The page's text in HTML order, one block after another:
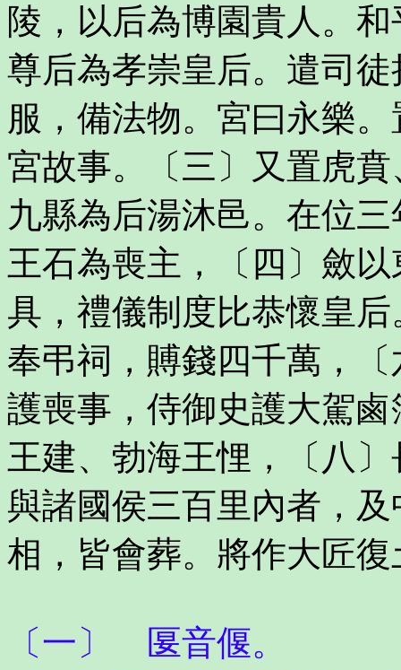
陵，以后為博園貴人。
尊后為孝崇皇后。遣司
服，備法物。宮曰永樂
宮故事。〔三〕又置虎
九縣為后湯沐邑。在位
王石為喪主，〔四〕斂
具，禮儀制度比恭懷皇
奉弔祠，賻錢四千萬，
護喪事，侍御史護大駕
王建、勃海王悝，〔八
與諸國侯三百里內者，
相，皆會葬。將作大匠
〔一〕 匽音偃。